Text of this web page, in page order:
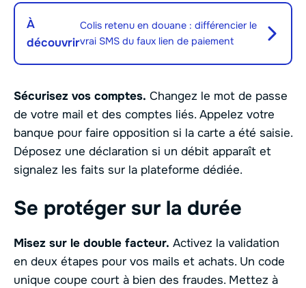
À
découvrir
Colis retenu en douane : différencier le
vrai SMS du faux lien de paiement
Sécurisez vos comptes. Changez le mot de passe
de votre mail et des comptes liés. Appelez votre
banque pour faire opposition si la carte a été saisie.
Déposez une déclaration si un débit apparaît et
signalez les faits sur la plateforme dédiée.
Se protéger sur la durée
Misez sur le double facteur. Activez la validation
en deux étapes pour vos mails et achats. Un code
unique coupe court à bien des fraudes. Mettez à